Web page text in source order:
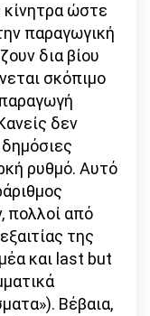
κίνητρα ώστε
παραγωγική
δια βίου
σκόπιμο
δεν
ρυθμό. Αυτό
πολλοί από
της
και last but
Βέβαια,